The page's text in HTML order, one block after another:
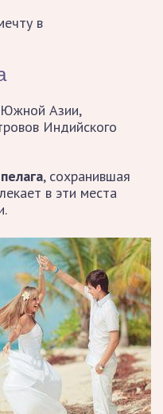
в
Южной Азии,
Индийского
, сохранившая
в эти места